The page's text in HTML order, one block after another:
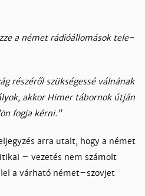
a né­met rá­dió­ál­lo­má­sok te­le­
ré­szé­ről szük­sé­ges­sé vál­ná­nak
ak­kor Hi­mer tá­bor­nok út­ján
fog­ja kér­ni.”
ar­ra utalt, hogy a né­met
– ve­ze­tés nem szá­molt
a vár­ha­tó né­met–szov­jet